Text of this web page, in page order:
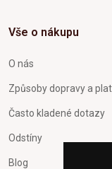
Vše o nákupu
O nás
Způsoby dopravy a
Často kladené dotazy
Odstíny
Blog